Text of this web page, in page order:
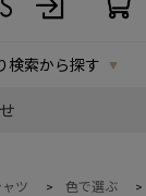
検索から探す
ツ > 色で選ぶ >